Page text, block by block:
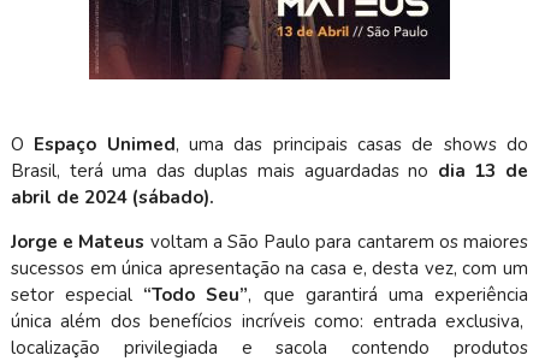
O Espaço Unimed, uma das principais casas de shows do
Brasil, terá uma das duplas mais aguardadas no dia 13 de
abril de 2024 (sábado).
Jorge e Mateus voltam a São Paulo para cantarem os maiores
sucessos em única apresentação na casa e, desta vez, com um
setor especial “Todo Seu”, que garantirá uma experiência
única além dos benefícios incríveis como: entrada exclusiva,
localização privilegiada e sacola contendo produtos